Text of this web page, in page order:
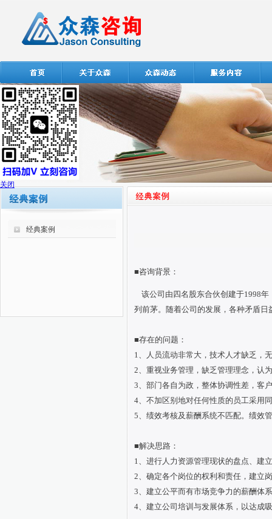
经典案例
■咨询背景：
该公司由四名股东合伙创建于1998年
列前茅。随着公司的发展，各种矛盾
■存在的问题：
1、人员流动非常大，技术人才缺乏，
2、重视业务管理，缺乏管理理念，认
3、部门各自为政，整体协调性差，客
4、不加区别地对任何性质的员工采用
5、绩效考核及薪酬系统不匹配。绩效
■解决思路：
1、进行人力资源管理现状的盘点、建
2、确定各个岗位的权利和责任，建立
3、建立公平而有市场竞争力的薪酬体
4、建立公司培训与发展体系，以达成
关闭